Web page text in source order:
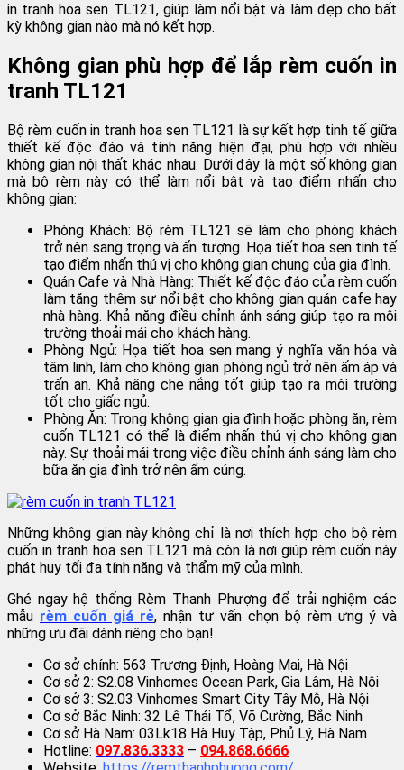
in tranh hoa sen TL121, giúp làm nổi bật và làm đẹp cho bất
kỳ không gian nào mà nó kết hợp.
Không gian phù hợp để lắp rèm cuốn in
tranh TL121
Bộ rèm cuốn in tranh hoa sen TL121 là sự kết hợp tinh tế giữa
thiết kế độc đáo và tính năng hiện đại, phù hợp với nhiều
không gian nội thất khác nhau. Dưới đây là một số không gian
mà bộ rèm này có thể làm nổi bật và tạo điểm nhấn cho
không gian:
Phòng Khách: Bộ rèm TL121 sẽ làm cho phòng khách
trở nên sang trọng và ấn tượng. Họa tiết hoa sen tinh tế
tạo điểm nhấn thú vị cho không gian chung của gia đình.
Quán Cafe và Nhà Hàng: Thiết kế độc đáo của rèm cuốn
làm tăng thêm sự nổi bật cho không gian quán cafe hay
nhà hàng. Khả năng điều chỉnh ánh sáng giúp tạo ra môi
trường thoải mái cho khách hàng.
Phòng Ngủ: Họa tiết hoa sen mang ý nghĩa văn hóa và
tâm linh, làm cho không gian phòng ngủ trở nên ấm áp và
trấn an. Khả năng che nắng tốt giúp tạo ra môi trường
tốt cho giấc ngủ.
Phòng Ăn: Trong không gian gia đình hoặc phòng ăn, rèm
cuốn TL121 có thể là điểm nhấn thú vị cho không gian
này. Sự thoải mái trong việc điều chỉnh ánh sáng làm cho
bữa ăn gia đình trở nên ấm cúng.
Những không gian này không chỉ là nơi thích hợp cho bộ rèm
cuốn in tranh hoa sen TL121 mà còn là nơi giúp rèm cuốn này
phát huy tối đa tính năng và thẩm mỹ của mình.
Ghé ngay hệ thống Rèm Thanh Phượng để trải nghiệm các
mẫu rèm cuốn giá rẻ, nhận tư vấn chọn bộ rèm ưng ý và
những ưu đãi dành riêng cho bạn!
Cơ sở chính: 563 Trương Định, Hoàng Mai, Hà Nội
Cơ sở 2: S2.08 Vinhomes Ocean Park, Gia Lâm, Hà Nội
Cơ sở 3: S2.03 Vinhomes Smart City Tây Mỗ, Hà Nội
Cơ sở Bắc Ninh: 32 Lê Thái Tổ, Võ Cường, Bắc Ninh
Cơ sở Hà Nam: 03Lk18 Hà Huy Tập, Phủ Lý, Hà Nam
Hotline: 097.836.3333 – 094.868.6666